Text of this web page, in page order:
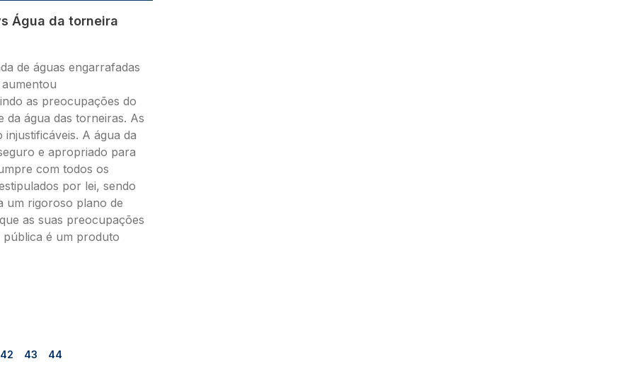
Água da torneira
de águas engarrafadas
as preocupações do
da água das torneiras. As
A água da
e apropriado para
com todos os
por lei, sendo
um rigoroso plano de
as suas preocupações
pública é um produto
Página
42 Página
43 Página
44